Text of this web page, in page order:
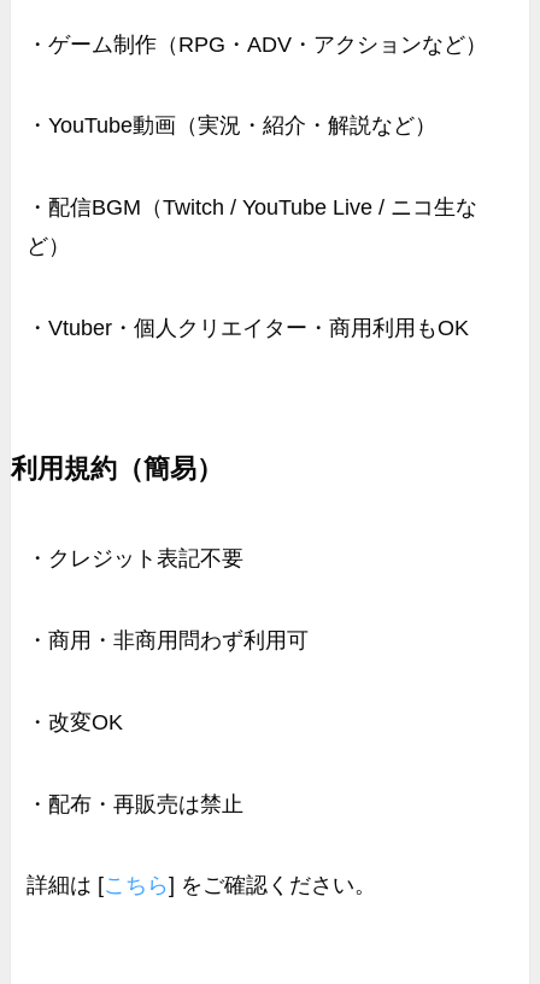
・ゲーム制作（RPG・ADV・アクションなど）
・YouTube動画（実況・紹介・解説など）
・配信BGM（Twitch / YouTube Live / ニコ生な
ど）
・Vtuber・個人クリエイター・商用利用もOK
利用規約（簡易）
・クレジット表記不要
・商用・非商用問わず利用可
・改変OK
・配布・再販売は禁止
詳細は [こちら] をご確認ください。